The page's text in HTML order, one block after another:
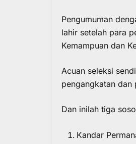
Pengumuman
lahir setelah para
Kemampuan dan
Acuan seleksi
pengangkatan dan
Dan inilah tiga
Kandar